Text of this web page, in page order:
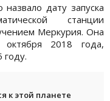
назвало дату запуска
станции
Меркурия. Она
2018 года,
году.
к этой планете